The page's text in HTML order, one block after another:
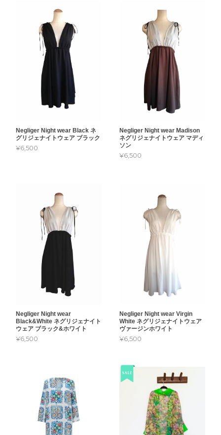
Negliger Night wear Black ネ
グリジェナイトウェア ブラック
¥6,500
Negliger Night wear Madison
ネグリジェナイトウェア マディ
ソン
¥6,500
Negliger Night wear
Black&White ネグリジェナイト
ウェア ブラック&ホワイト
¥6,500
Negliger Night wear Virgin
White ネグリジェナイトウェア
ヴァージンホワイト
¥6,500